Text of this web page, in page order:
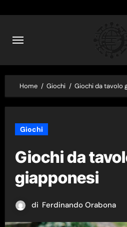
content
Home Giochi Giochi da tavolo
Giochi
Giochi da
giapponesi
di Ferdinando Orabona